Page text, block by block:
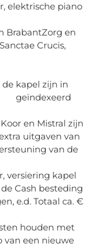
elektrische piano
BrabantZorg en
Crucis,
kapel zijn in
en Mistral zijn
uitgaven van
van de
versiering kapel
Cash besteding
e.d. Totaal ca. €
houden met
van een nieuwe